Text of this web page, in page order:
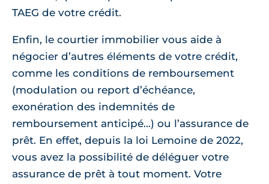
TAEG de votre crédit.
Enfin, le courtier immobilier vous aide à
négocier d’autres éléments de votre crédit,
comme les conditions de remboursement
(modulation ou report d’échéance,
exonération des indemnités de
remboursement anticipé…) ou l’assurance de
prêt. En effet, depuis la loi Lemoine de 2022,
vous avez la possibilité de déléguer votre
assurance de prêt à tout moment. Votre